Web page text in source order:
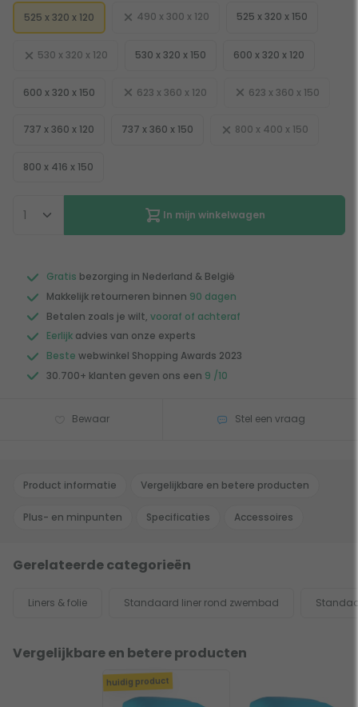
525 x 320 x 120 490 x 300 x 120 525 x 320 x 150
530 x 320 x 120 530 x 320 x 150 600 x 320 x 120
600 x 320 x 150 623 x 360 x 120 623 x 360 x 150
737 x 360 x 120 737 x 360 x 150 800 x 400 x 150
800 x 416 x 150
In mijn winkelwagen
Gratis bezorging in Nederland & België
Makkelijk retourneren binnen 90 dagen
Betalen zoals je wilt, vooraf of achteraf
Eerlijk advies van onze experts
Beste webwinkel Shopping Awards 2023
30.700+ klanten geven ons een 9 /10
Bewaar Stel een vraag
Product informatie Vergelijkbare en betere producten
Plus- en minpunten Specificaties Accessoires
Gerelateerde categorieën
Liners & folie Standaard liner rond zwembad
Vergelijkbare en betere producten
huidig product